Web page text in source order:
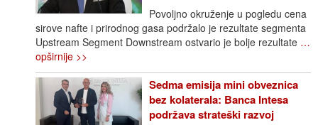
Povoljno okruženje u pogledu cena
sirove nafte i prirodnog gasa podržalo je rezultate segmenta
Upstream Segment Downstream ostvario je bolje rezultate …
opširnije >>
Sedma emisija mini obveznica
bez kolaterala: Banca Intesa
podržava strateški razvoj